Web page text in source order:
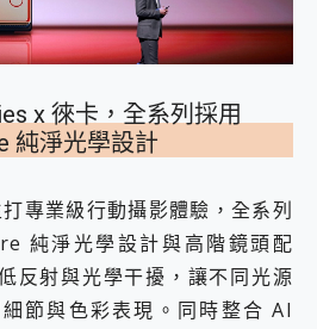
x 徠卡，全系列採用
純淨光學設計
專業級行動攝影體驗，全系列
純淨光學設計與高階鏡頭配
反射與光學干擾，讓不同光源
節與色彩表現。同時整合 AI